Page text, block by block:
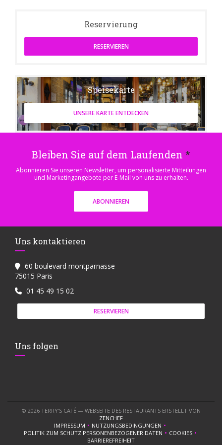
Reservierung
RESERVIEREN
Speisekarte
UNSERE KARTE ENTDECKEN
Bleiben Sie auf dem Laufenden *
Abonnieren Sie unseren Newsletter, um personalisierte Mitteilungen
und Marketingangebote per E-Mail von uns zu erhalten.
ABONNIEREN
Uns kontaktieren
60 boulevard montparnasse
75015 Paris
01 45 49 15 02
RESERVIEREN
Uns folgen
© 2026 TERRY'S CAFÉ — WEBSEITE DES RESTAURANTS ERSTELLT VON
ZENCHEF((ÖFFNET EIN NEUES FENSTER))
IMPRESSUM((ÖFFNET EIN NEUES FENSTER))
NUTZUNGSBEDINGUNGEN((ÖFFNET EIN NEUES FENSTER))
POLITIK ZUM SCHUTZ PERSONENBEZOGENER DATEN
((ÖFFNET EIN NEUES FENSTER))COOKIES((ÖFFNET EIN
BARRIEREFREIHEIT((ÖFFNET EIN NEUES FENSTER))